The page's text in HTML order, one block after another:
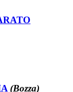
(Bozza)